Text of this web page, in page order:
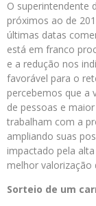
O superintendente
próximos ao de
últimas datas
está em franco
e a redução nos
favorável para o
percebemos que a
de pessoas e
trabalham com a
ampliando suas
impactado pela
melhor valorização
Sorteio de um